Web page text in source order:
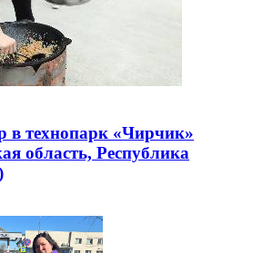
в технопарк «Чирчик»
область, Республика